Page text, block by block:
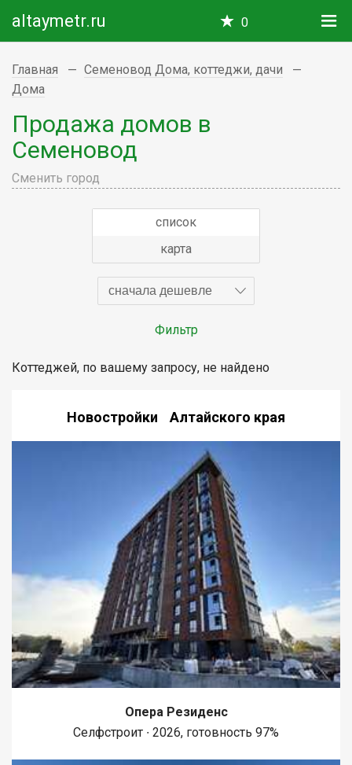
altaymetr.ru 0
Главная
Семеновод Дома, коттеджи, дачи
Дома
Продажа домов в
Семеновод
Сменить город
список
карта
сначала дешевле
Фильтр
Коттеджей, по вашему запросу, не найдено
Новостройки Алтайского края
Опера Резиденс
Селфстроит ∙ 2026, готовность 97%